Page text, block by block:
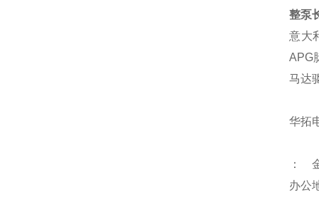
整泵
意大
APG
马达
华拓
：
办公